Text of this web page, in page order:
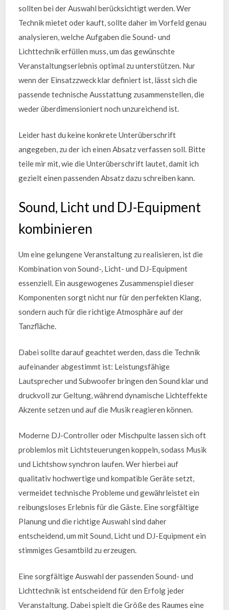
sollten bei der Auswahl berücksichtigt werden. Wer
Technik mietet oder kauft, sollte daher im Vorfeld genau
analysieren, welche Aufgaben die Sound- und
Lichttechnik erfüllen muss, um das gewünschte
Veranstaltungserlebnis optimal zu unterstützen. Nur
wenn der Einsatzzweck klar definiert ist, lässt sich die
passende technische Ausstattung zusammenstellen, die
weder überdimensioniert noch unzureichend ist.
Leider hast du keine konkrete Unterüberschrift
angegeben, zu der ich einen Absatz verfassen soll. Bitte
teile mir mit, wie die Unterüberschrift lautet, damit ich
gezielt einen passenden Absatz dazu schreiben kann.
Sound, Licht und DJ-Equipment
kombinieren
Um eine gelungene Veranstaltung zu realisieren, ist die
Kombination von Sound-, Licht- und DJ-Equipment
essenziell. Ein ausgewogenes Zusammenspiel dieser
Komponenten sorgt nicht nur für den perfekten Klang,
sondern auch für die richtige Atmosphäre auf der
Tanzfläche.
Dabei sollte darauf geachtet werden, dass die Technik
aufeinander abgestimmt ist: Leistungsfähige
Lautsprecher und Subwoofer bringen den Sound klar und
druckvoll zur Geltung, während dynamische Lichteffekte
Akzente setzen und auf die Musik reagieren können.
Moderne DJ-Controller oder Mischpulte lassen sich oft
problemlos mit Lichtsteuerungen koppeln, sodass Musik
und Lichtshow synchron laufen. Wer hierbei auf
qualitativ hochwertige und kompatible Geräte setzt,
vermeidet technische Probleme und gewährleistet ein
reibungsloses Erlebnis für die Gäste. Eine sorgfältige
Planung und die richtige Auswahl sind daher
entscheidend, um mit Sound, Licht und DJ-Equipment ein
stimmiges Gesamtbild zu erzeugen.
Eine sorgfältige Auswahl der passenden Sound- und
Lichttechnik ist entscheidend für den Erfolg jeder
Veranstaltung. Dabei spielt die Größe des Raumes eine